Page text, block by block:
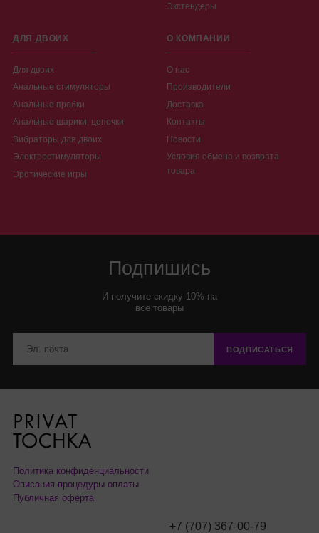
Экстендеры
ДЛЯ ДВОИХ
Для двоих
Анальные стимуляторы
Анальные пробки
Анальные шарики, цепочки
Вибраторы для двоих
Электростимуляторы
Эротические игры
О КОМПАНИИ
О нас
Производители
Доставка
Контакты
Новости
Условия обмена и возврата
товара
Подпишись
И получите скидку 10% на
все товары
ПОДПИСАТЬСЯ
Политика конфиденциальности
Описания процедуры оплаты
Публичная оферта
+7 (707) 367-00-79